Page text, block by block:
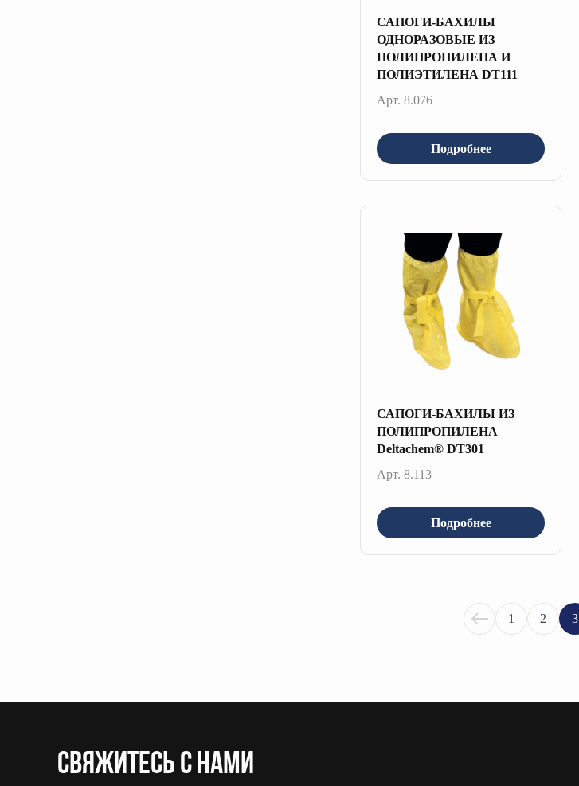
САПОГИ-БАХИЛЫ
ОДНОРАЗОВЫЕ ИЗ
ПОЛИПРОПИЛЕНА И
ПОЛИЭТИЛЕНА DT111
Арт. 8.076
Подробнее
САПОГИ-БАХИЛЫ ИЗ
ПОЛИПРОПИЛЕНА
Deltachem® DT301
Арт. 8.113
Подробнее
1 2 3
CВЯЖИТЕСЬ С НАМИ